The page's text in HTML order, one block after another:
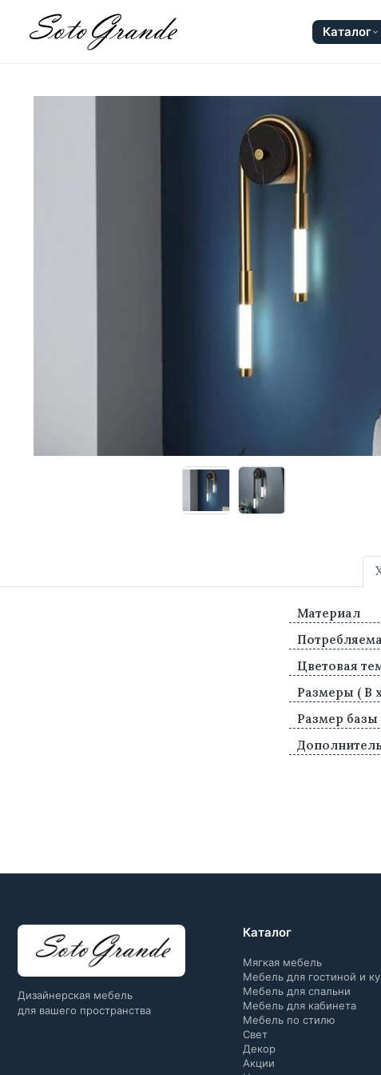
Каталог
Материал
Цветовая
Размеры ( В
Размер базы
Дизайнерская мебель
для вашего пространства
Каталог
Мягкая мебель
Мебель для гостиной и
Мебель для спальни
Мебель для кабинета
Мебель по стилю
Свет
Декор
Акции